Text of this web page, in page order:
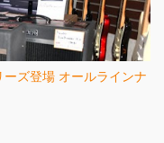
ーズ登場 オールラインナ